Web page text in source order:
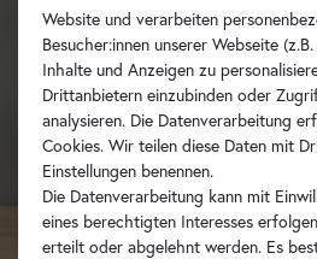
Website und verarbeiten
Besucher:innen unserer Webseite
Inhalte und Anzeigen zu
Drittanbietern einzubinden oder
analysieren. Die Datenverarbeitung
Cookies. Wir teilen diese Daten mit
Einstellungen benennen.
Die Datenverarbeitung kann mit
eines berechtigten Interesses
erteilt oder abgelehnt werden. Es